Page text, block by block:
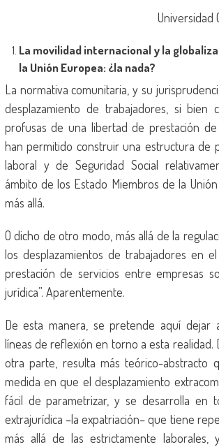
Universidad
La movilidad internacional y la
la Unión Europea: ¿la nada?
La normativa comunitaria, y su
desplazamiento de trabajadores, si bien
profusas de una libertad de prestación
han permitido construir una estructura de
laboral y de Seguridad Social
ámbito de los Estado Miembros de la
más allá.
O dicho de otro modo, más allá de la
los desplazamientos de trabajadores en
prestación de servicios entre empresas
jurídica”. Aparentemente.
De esta manera, se pretende aquí dejar
líneas de reflexión en torno a esta realidad.
otra parte, resulta más teórico-abstracto
medida en que el desplazamiento
fácil de parametrizar, y se desarrolla en
extrajurídica –la expatriación– que tiene
más allá de las estrictamente laborales,